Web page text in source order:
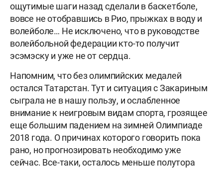
ощутимые шаги назад сделали в баскетболе,
вовсе не отобравшись в Рио, прыжках в воду и
волейболе… Не исключено, что в руководстве
волейбольной федерации кто-то получит
эсэмэску и уже не от сердца.
Напомним, что без олимпийских медалей
остался Татарстан. Тут и ситуация с Закариным
сыграла не в нашу пользу, и ослабленное
внимание к неигровым видам спорта, грозящее
еще большим падением на зимней Олимпиаде
2018 года. О причинах которого говорить пока
рано, но прогнозировать необходимо уже
сейчас. Все-таки, осталось меньше полутора